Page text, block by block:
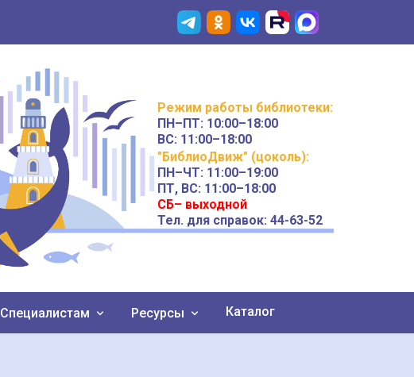
Режим работы библиотеки:
ПН–ПТ: 10:00–18:00
ВС: 11:00–18:00
"БиблиоДвиж" (цоколь):
ПН–ЧТ: 11:00–19:00
ПТ, ВС: 11:00–18:00
СБ– выходной
Тел. для справок: 44-63-52
Специалистам Ресурсы Каталог